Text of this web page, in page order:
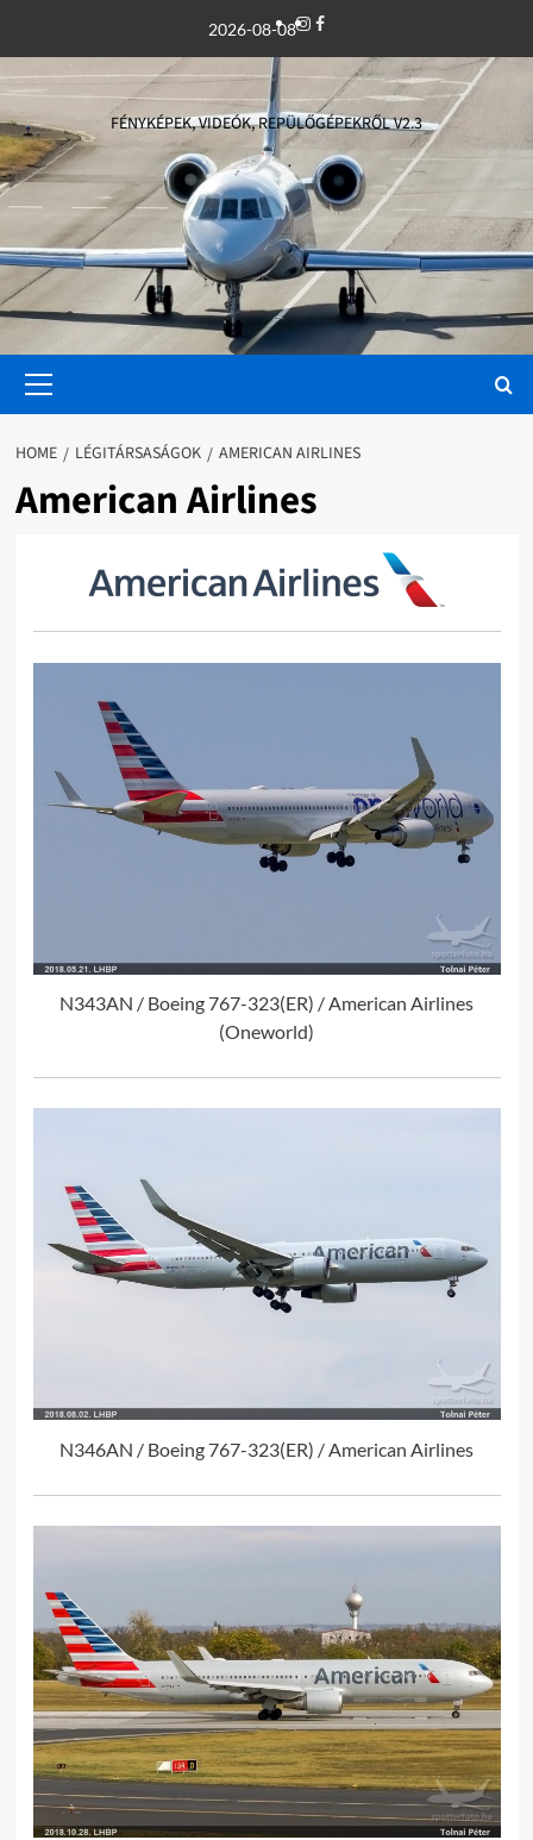
content
2026-08-08Instagram
Facebook
FÉNYKÉPEK, VIDEÓK, REPÜLŐGÉPEKRŐL V2.3
Menu
HOME LÉGITÁRSASÁGOK AMERICAN AIRLINES
American Airlines
N343AN / Boeing 767-323(ER) / American Airlines
(Oneworld)
N346AN / Boeing 767-323(ER) / American Airlines